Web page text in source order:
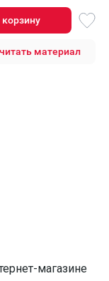
корзину
материал
магазине